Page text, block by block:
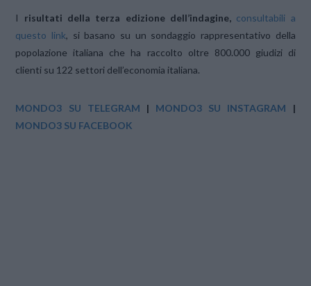
I risultati della terza edizione dell’indagine, consultabili a
questo link, si basano su un sondaggio rappresentativo della
popolazione italiana che ha raccolto oltre 800.000 giudizi di
clienti su 122 settori dell’economia italiana.
MONDO3 SU TELEGRAM | MONDO3 SU INSTAGRAM |
MONDO3 SU FACEBOOK